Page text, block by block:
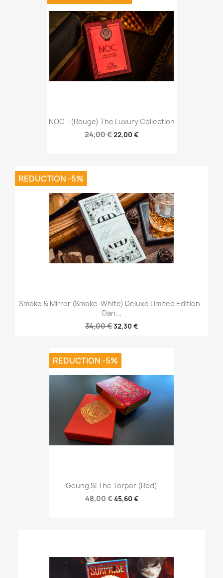
NOC - (Rouge) The Luxury Collection
24,00 €22,00 €
Smoke & Mirror (Smoke-White) Deluxe Limited Edition -
Dan...
34,00 €32,30 €
REDUCTION -5%
Geung Si The Torpor (Red)
48,00 €45,60 €
REDUCTION -5%